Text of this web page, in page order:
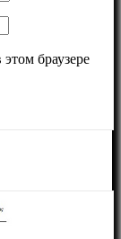
браузере